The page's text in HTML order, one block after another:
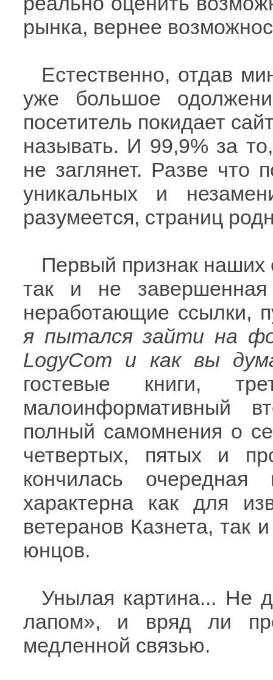
рынка, вернее
Естественно, отдав
уже большое
посетитель покидает
называть. И 99,9% за
не заглянет. Разве что
уникальных и
разумеется, страниц
Первый признак наших
так и не завершенная
неработающие ссылки,
я пытался зайти на
LogyCom и как вы
гостевые книги,
малоинформативный
полный самомнения о
четвертых, пятых и
кончилась
характерна как для
ветеранов Казнета, так
юнцов.
Унылая картина... Не
лапом», и вряд ли
медленной связью.